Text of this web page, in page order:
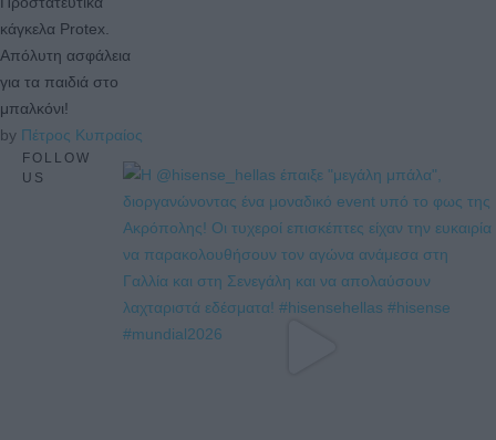
κάγκελα Protex.
Απόλυτη ασφάλεια
για τα παιδιά στο
μπαλκόνι!
by Πέτρος Κυπραίος
FOLLOW
US